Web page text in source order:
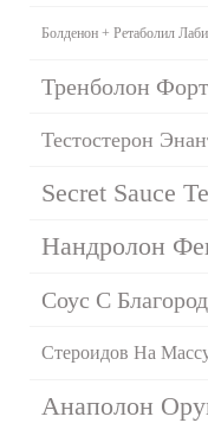
Болденон + Ретаболил
Тренболон
Тестостерон
Secret Sauce
Нандролон
Соус С
Стероидов На
Анаполон